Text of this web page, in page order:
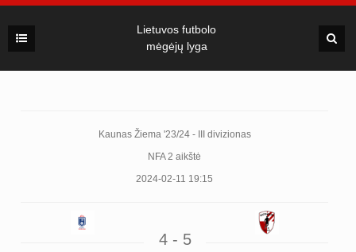
Lietuvos futbolo
mėgėjų lyga
Kaunas Žiema '23/24 - III divizionas
NFA 2 aikštė
2024-02-11 19:15
4 - 5